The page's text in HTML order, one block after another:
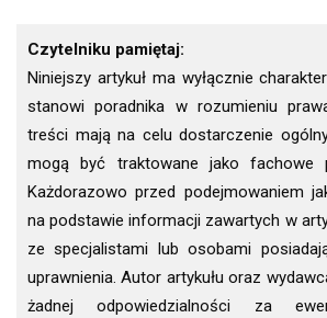
Czytelniku pamiętaj:
Niniejszy artykuł ma wyłącznie
stanowi poradnika w rozumieniu
treści mają na celu dostarczenie
mogą być traktowane jako fachowe
Każdorazowo przed podejmowaniem
na podstawie informacji zawartych w
ze specjalistami lub osobami
uprawnienia. Autor artykułu oraz
żadnej odpowiedzialności za